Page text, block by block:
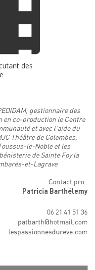
des
gestionnaire des
co-production le Centre
et avec l’aide du
Théâtre de Colombes,
le-Noble et les
de Sainte Foy la
et-Lagrave
Contact pro :
Patricia Barthélemy
06 21 41 51 36
patbarth@hotmail.com
lespassionnesdureve.com